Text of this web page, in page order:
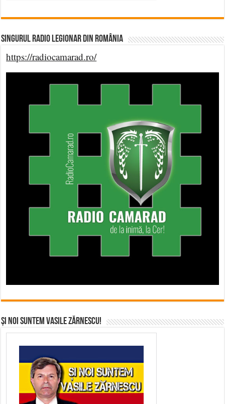
Singurul Radio Legionar din România
https://radiocamarad.ro/
Și noi suntem Vasile Zărnescu!